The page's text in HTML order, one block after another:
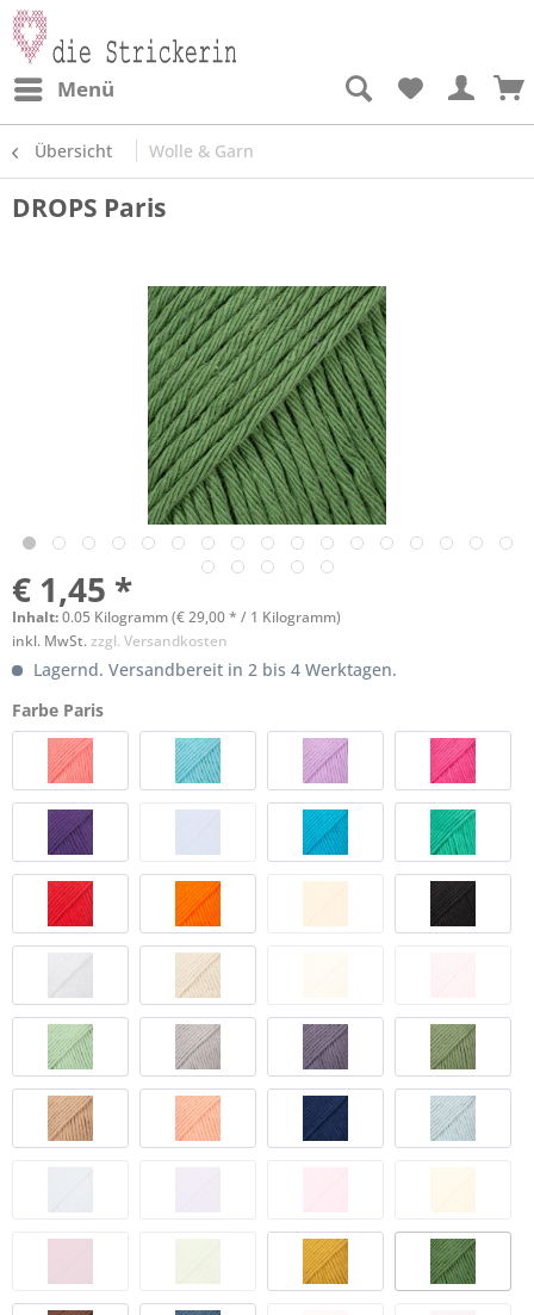
Menü
Übersicht Wolle & Garn
DROPS Paris
€ 1,45 *
Inhalt:0.05 Kilogramm (€ 29,00 * / 1 Kilogramm)
inkl. MwSt.zzgl. Versandkosten
Lagernd. Versandbereit in 2 bis 4 Werktagen.
Farbe Paris